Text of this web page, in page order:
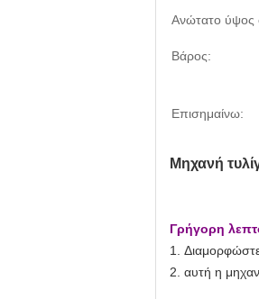
Ανώτατο
Βάρος:
Επισημαίνω:
Μηχανή
Γρήγορη
1.
2. αυτή η